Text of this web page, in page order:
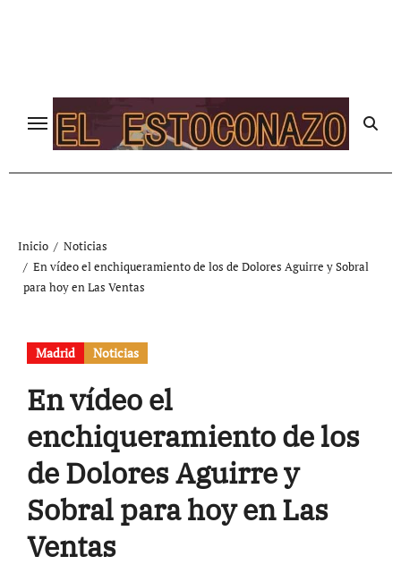
Inicio
Noticias
En vídeo el enchiqueramiento de los de Dolores Aguirre y Sobral
para hoy en Las Ventas
Madrid Noticias
En vídeo el
enchiqueramiento de los
de Dolores Aguirre y
Sobral para hoy en Las
Ventas